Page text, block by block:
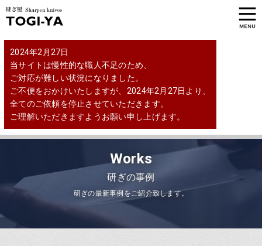
2024年2月27日
当サイトは慢性的な職人不足のため、
ご対応が難しい状況になりました。
ご不便をおかけいたしますが、2024年2月27日より、
全てのご依頼を停止させていただきます。
ご理解いただきますようお願い申し上げます。
Works
研ぎの事例
研ぎの最新事例をご紹介致します。